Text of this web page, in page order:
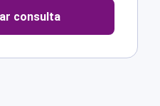
consulta